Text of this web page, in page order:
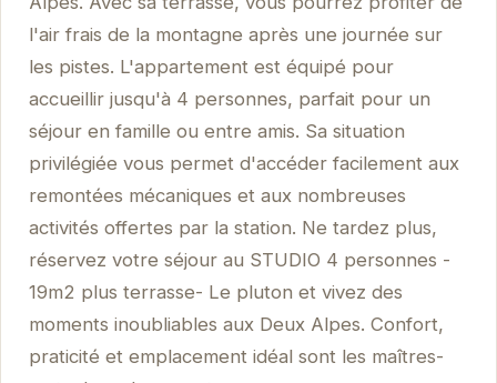
l'air frais de la montagne après une journée sur
les pistes. L'appartement est équipé pour
accueillir jusqu'à 4 personnes, parfait pour un
séjour en famille ou entre amis. Sa situation
privilégiée vous permet d'accéder facilement aux
remontées mécaniques et aux nombreuses
activités offertes par la station. Ne tardez plus,
réservez votre séjour au STUDIO 4 personnes -
19m2 plus terrasse- Le pluton et vivez des
moments inoubliables aux Deux Alpes. Confort,
praticité et emplacement idéal sont les maîtres-